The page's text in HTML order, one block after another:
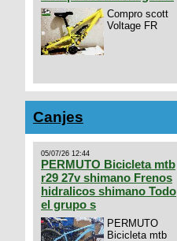
Compro scott
Voltage FR
Canjes
05/07/26 12:44
PERMUTO Bicicleta mtb
r29 27v shimano Frenos
hidralicos shimano Todo
el grupo s
PERMUTO
Bicicleta mtb